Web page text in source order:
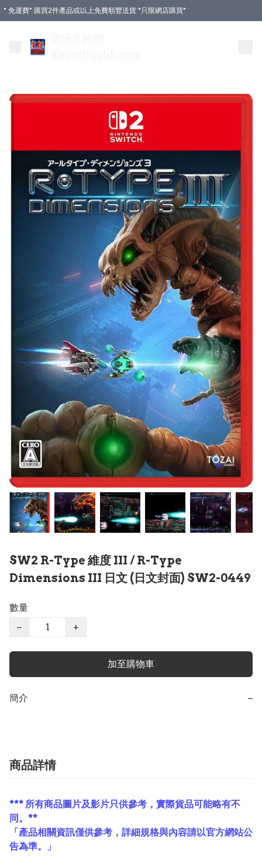
* 免運費* 購買2件產品或以上免費順豐送貨 *只限網店購買*
SW2 R-Type 維度 III / R-Type
Dimensions III 日文 (日文封面) SW2-0449
數量
−
+
加至購物車
簡介 −
商品詳情
*** 所有商品圖片及影片只供參考，實際貨品可能略有不
同。**
「產品相關資訊僅供參考，詳細規格與內容請以官方網站公
告為準。」